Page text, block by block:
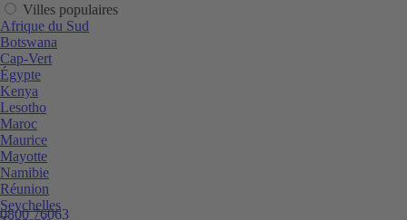
0800 76063
Villes populaires
Afrique du Sud
Botswana
Cap-Vert
Égypte
Kenya
Lesotho
Maroc
Maurice
Mayotte
Namibie
Réunion
Seychelles